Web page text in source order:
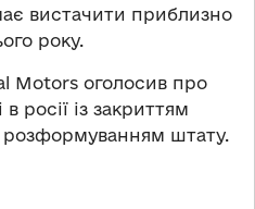
вистачити приблизно
року.
Motors оголосив про
росії із закриттям
розформуванням штату.